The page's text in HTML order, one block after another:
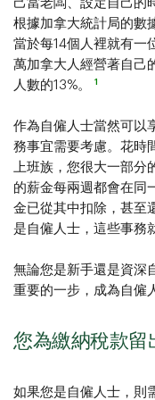
己當老闆、設定自己的
根據加拿大統計局的數
當於每14個人裡就有一
萬加拿大人經營著自己
人數的13%。
1
作為自僱人士當然可以
務事宜需要考慮。花時
上班族，您很大一部分
的薪金每兩週都會在同
金已從其中扣除，甚至
是自僱人士，這些事務
無論您是新手還是資深
重要的一步，成為自僱
您為繳納稅款留
如果您是自僱人士，則